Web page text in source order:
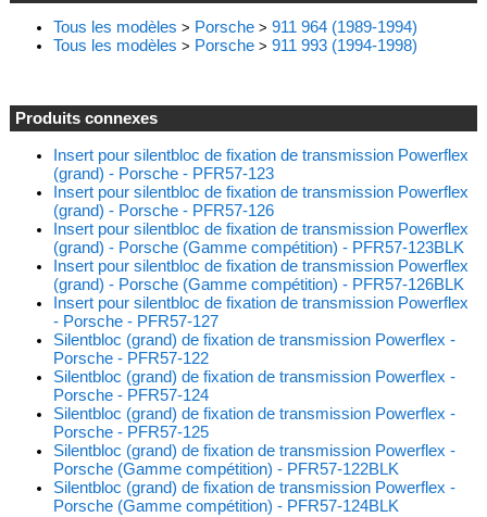
Tous les modèles > Porsche> 911 964 (1989-1994)
Tous les modèles > Porsche> 911 993 (1994-1998)
Produits connexes
Insert pour silentbloc de fixation de transmission Powerflex
(grand) - Porsche - PFR57-123
Insert pour silentbloc de fixation de transmission Powerflex
(grand) - Porsche - PFR57-126
Insert pour silentbloc de fixation de transmission Powerflex
(grand) - Porsche (Gamme compétition) - PFR57-123BLK
Insert pour silentbloc de fixation de transmission Powerflex
(grand) - Porsche (Gamme compétition) - PFR57-126BLK
Insert pour silentbloc de fixation de transmission Powerflex
- Porsche - PFR57-127
Silentbloc (grand) de fixation de transmission Powerflex -
Porsche - PFR57-122
Silentbloc (grand) de fixation de transmission Powerflex -
Porsche - PFR57-124
Silentbloc (grand) de fixation de transmission Powerflex -
Porsche - PFR57-125
Silentbloc (grand) de fixation de transmission Powerflex -
Porsche (Gamme compétition) - PFR57-122BLK
Silentbloc (grand) de fixation de transmission Powerflex -
Porsche (Gamme compétition) - PFR57-124BLK